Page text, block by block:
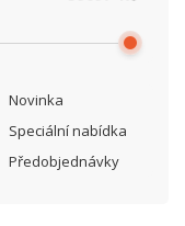
Novinka
Speciální nabídka
Předobjednávky